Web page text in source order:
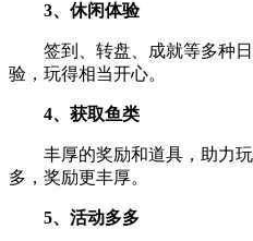
3、休闲体验
签到、转盘、成就等多种日
验，玩得相当开心。
4、获取鱼类
丰厚的奖励和道具，助力玩
多，奖励更丰厚。
5、活动多多